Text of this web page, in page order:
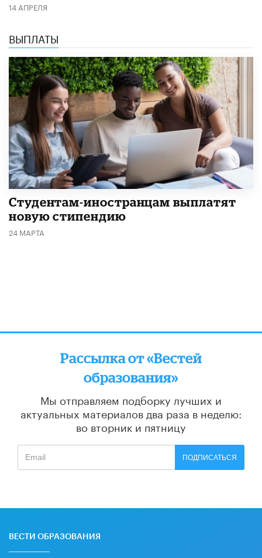
14 АПРЕЛЯ
ВЫПЛАТЫ
Студентам-иностранцам выплатят
новую стипендию
24 МАРТА
Рассылка от «Вестей
образования»
Мы отправляем подборку лучших и
актуальных материалов два раза в неделю:
во вторник и пятницу
ПОДПИСАТЬСЯ
ВЕСТИ ОБРАЗОВАНИЯ